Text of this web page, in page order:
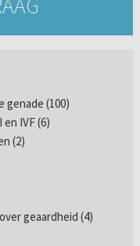
genade (100)
IVF (6)
(2)
geaardheid (4)